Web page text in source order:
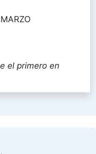
especial porque si
el primero en